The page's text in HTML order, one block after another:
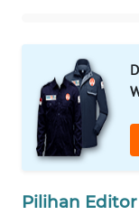
Pilihan Editor
ID
MARTABAT
NET
PLN
WATCH